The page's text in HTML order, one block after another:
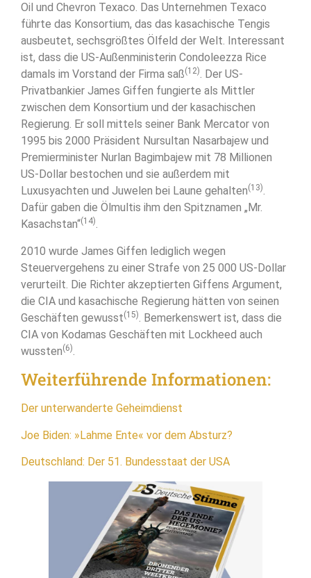
Oil und Chevron Texaco. Das Unternehmen Texaco
führte das Konsortium, das das kasachische Tengis
ausbeutet, sechsgrößtes Ölfeld der Welt. Interessant
ist, dass die US-Außenministerin Condoleezza Rice
damals im Vorstand der Firma saß(12). Der US-
Privatbankier James Giffen fungierte als Mittler
zwischen dem Konsortium und der kasachischen
Regierung. Er soll mittels seiner Bank Mercator von
1995 bis 2000 Präsident Nursultan Nasarbajew und
Premierminister Nurlan Bagimbajew mit 78 Millionen
US-Dollar bestochen und sie außerdem mit
Luxusyachten und Juwelen bei Laune gehalten(13).
Dafür gaben die Ölmultis ihm den Spitznamen „Mr.
Kasachstan“(14).
2010 wurde James Giffen lediglich wegen
Steuervergehens zu einer Strafe von 25 000 US-Dollar
verurteilt. Die Richter akzeptierten Giffens Argument,
die CIA und kasachische Regierung hätten von seinen
Geschäften gewusst(15)
. Bemerkenswert ist, dass die
CIA von Kodamas Geschäften mit Lockheed auch
wussten(6)
Weiterführende Informationen:
Der unterwanderte Geheimdienst
Joe Biden: »Lahme Ente« vor dem Absturz?
Deutschland: Der 51. Bundesstaat der USA